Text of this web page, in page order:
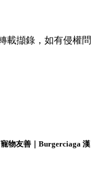
載擷錄，如有侵權問
物友善｜Burgerciaga 漢